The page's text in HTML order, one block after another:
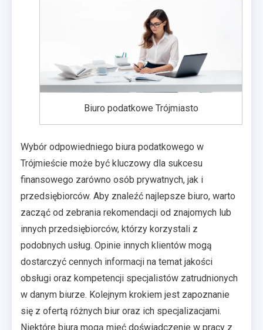
Biuro podatkowe Trójmiasto
Wybór odpowiedniego biura podatkowego w
Trójmieście może być kluczowy dla sukcesu
finansowego zarówno osób prywatnych, jak i
przedsiębiorców. Aby znaleźć najlepsze biuro, warto
zacząć od zebrania rekomendacji od znajomych lub
innych przedsiębiorców, którzy korzystali z
podobnych usług. Opinie innych klientów mogą
dostarczyć cennych informacji na temat jakości
obsługi oraz kompetencji specjalistów zatrudnionych
w danym biurze. Kolejnym krokiem jest zapoznanie
się z ofertą różnych biur oraz ich specjalizacjami.
Niektóre biura mogą mieć doświadczenie w pracy z